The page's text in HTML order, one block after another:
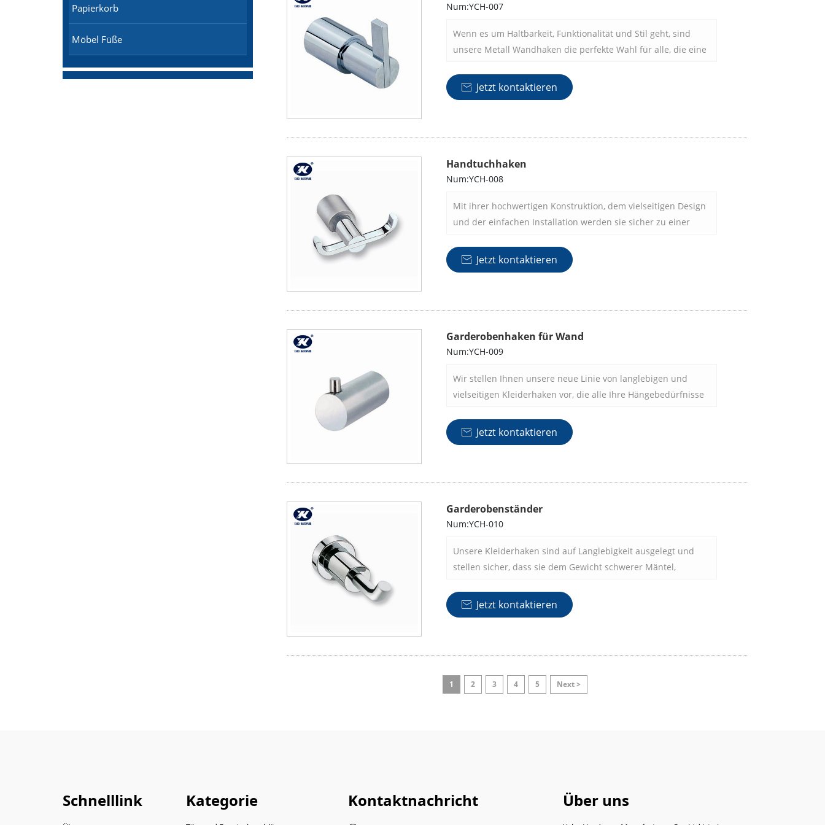
Papierkorb
Möbel Füße
erstellen, das für Sie funktioniert.
Num:YCH-007
Wenn es um Haltbarkeit, Funktionalität und Stil geht, sind
unsere Metall Wandhaken die perfekte Wahl für alle, die eine
Sie Ihren Alltag rationalisieren, Ihren Raum aufgeräumt
halten oder Ihrem Zuhause einfach eine dekorative Note
 Jetzt kontaktieren
Handtuchhaken
Num:YCH-008
Mit ihrer hochwertigen Konstruktion, dem vielseitigen Design
und der einfachen Installation werden sie sicher zu einer
Bequemlichkeit und Eleganz unserer Metall Wandhaken und
heben Sie die Organisation und den Stil Ihrer Wohnräume
 Jetzt kontaktieren
Garderobenhaken für Wand
Num:YCH-009
Wir stellen Ihnen unsere neue Linie von langlebigen und
vielseitigen Kleiderhaken vor, die alle Ihre Hängebedürfnisse
Gegenstände aufhängen möchten, unsere Kleiderhaken sind
die perfekte Lösung. Aus hochwertigem Metall gefertigt, sind
 Jetzt kontaktieren
Garderobenständer
Num:YCH-010
Unsere Kleiderhaken sind auf Langlebigkeit ausgelegt und
stellen sicher, dass sie dem Gewicht schwerer Mäntel,
ohne zu biegen oder zu brechen. Die robuste
Metallkonstruktion macht sie ideal für den Einsatz in stark
 Jetzt kontaktieren
1 2 3 4 5 Next >
Schnelllink Kategorie Kontaktnachricht Über uns